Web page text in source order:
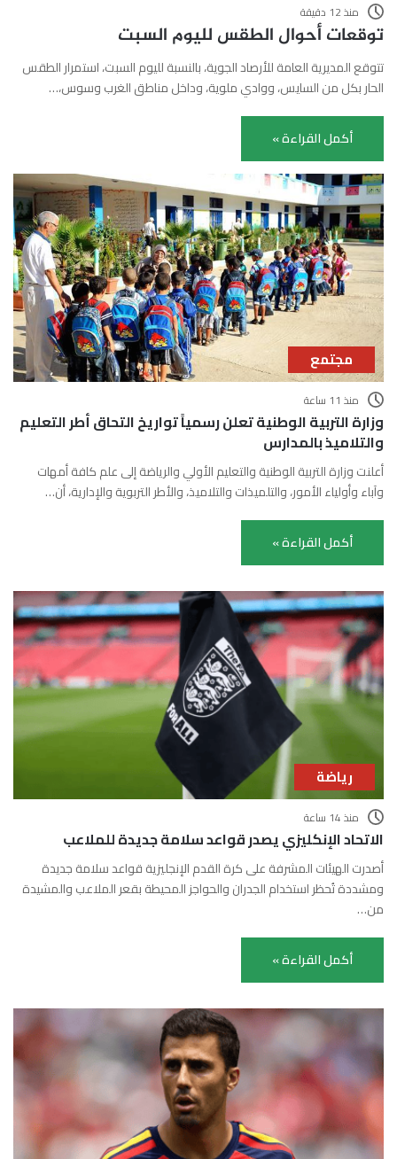
منذ 12 دقيقة
توقعات أحوال الطقس لليوم السبت
تتوقع المديرية العامة للأرصاد الجوية، بالنسبة لليوم السبت، استمرار الطقس
الحار بكل من السايس، ووادي ملوية، وداخل مناطق الغرب وسوس،…
أكمل القراءة »
مجتمع
منذ 11 ساعة
وزارة التربية الوطنية تعلن رسمياً تواريخ التحاق أطر التعليم
والتلاميذ بالمدارس
أعلنت وزارة التربية الوطنية والتعليم الأولي والرياضة إلى علم كافة أمهات
وآباء وأولياء الأمور، والتلميذات والتلاميذ، والأطر التربوية والإدارية، أن…
أكمل القراءة »
رياضة
منذ 14 ساعة
الاتحاد الإنكليزي يصدر قواعد سلامة جديدة للملاعب
أصدرت الهيئات المشرفة على كرة القدم الإنجليزية قواعد سلامة جديدة
ومشددة تُحظر استخدام الجدران والحواجز المحيطة بقعر الملاعب والمشيدة
من…
أكمل القراءة »